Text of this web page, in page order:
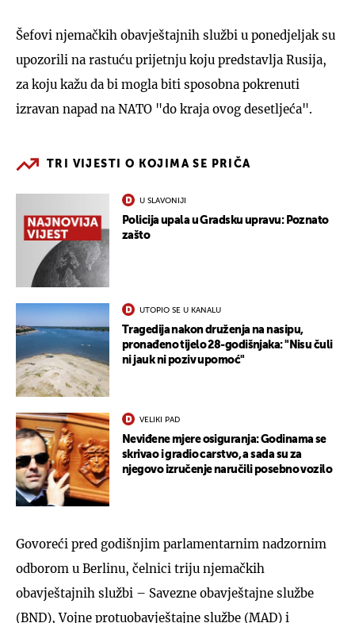
Šefovi njemačkih obavještajnih službi u ponedjeljak su
upozorili na rastuću prijetnju koju predstavlja Rusija,
za koju kažu da bi mogla biti sposobna pokrenuti
izravan napad na NATO "do kraja ovog desetljeća".
TRI VIJESTI O KOJIMA SE PRIČA
U SLAVONIJI
Policija upala u Gradsku upravu: Poznato
zašto
UTOPIO SE U KANALU
Tragedija nakon druženja na nasipu,
pronađeno tijelo 28-godišnjaka: "Nisu čuli
ni jauk ni poziv upomoć"
VELIKI PAD
Neviđene mjere osiguranja: Godinama se
skrivao i gradio carstvo, a sada su za
njegovo izručenje naručili posebno vozilo
Govoreći pred godišnjim parlamentarnim nadzornim
odborom u Berlinu, čelnici triju njemačkih
obavještajnih službi – Savezne obavještajne službe
(BND), Vojne protuobavještajne službe (MAD) i